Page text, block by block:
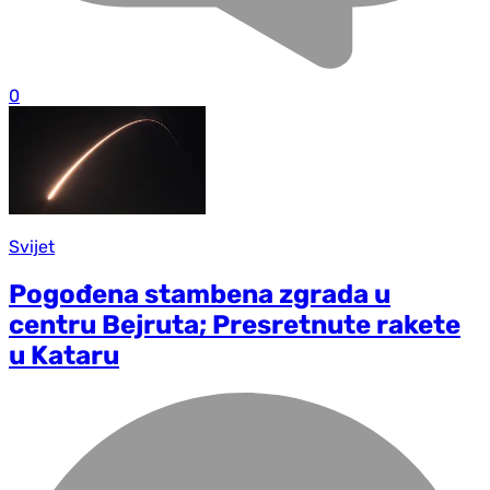
0
Svijet
Pogođena stambena zgrada u
centru Bejruta; Presretnute rakete
u Kataru